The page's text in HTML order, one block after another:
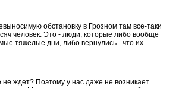
обстановку в Грозном там все-таки
человек. Это - люди, которые либо вообще
тяжелые дни, либо вернулись - что их
не ждет? Поэтому у нас даже не возникает